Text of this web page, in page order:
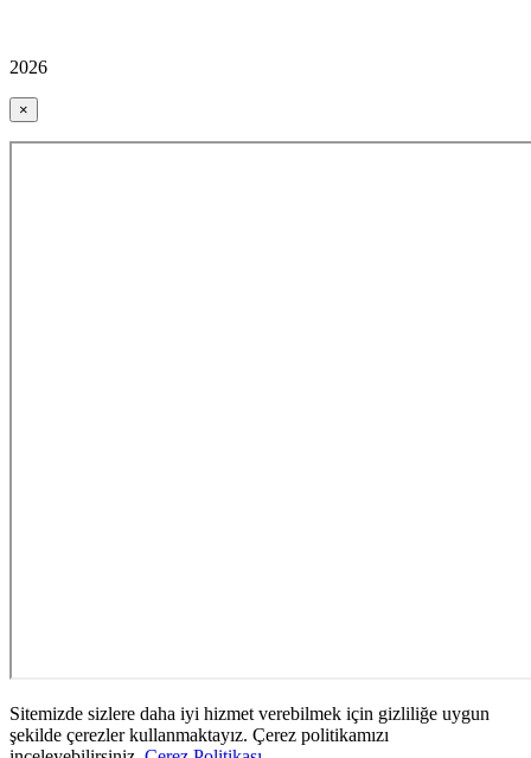
2026
×
Sitemizde sizlere daha iyi hizmet verebilmek için gizliliğe uygun
şekilde çerezler kullanmaktayız. Çerez politikamızı